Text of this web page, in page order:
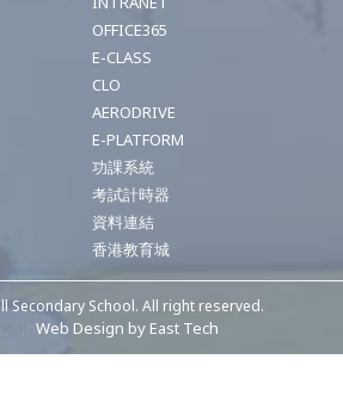
OFFICE365
E-CLASS
CLO
AERODRIVE
E-PLATFORM
功課系統
考試計時器
資料連結
香港教育城
Secondary School. All right reserved.
Web Design byEast Tech